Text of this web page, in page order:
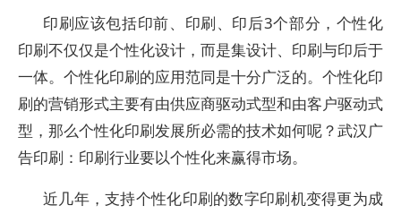
印刷应该包括印前、印刷、印后3个部分，个性化
印刷不仅仅是个性化设计，而是集设计、印刷与印后于
一体。个性化印刷的应用范同是十分广泛的。个性化印
刷的营销形式主要有由供应商驱动式型和由客户驱动式
型，那么个性化印刷发展所必需的技术如何呢？武汉广
告印刷：印刷行业要以个性化来赢得市场。
近几年，支持个性化印刷的数字印刷机变得更为成